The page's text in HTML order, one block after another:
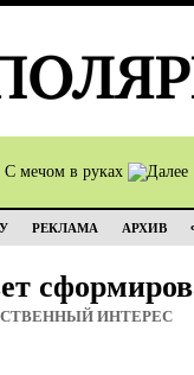
С мечом в руках
РЕКЛАМА АРХИВ
ИНТЕРЕС